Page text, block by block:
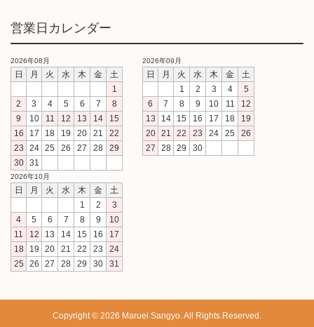
営業日カレンダー
2026年08月
日 月 火 水 木 金
土
1
2
3 4 5 6 7
8
9
10 11 12 13 14
15
16
17 18 19 20 21
22
23
24 25 26 27 28
29
30
31
2026年09月
日 月 火 水 木 金
土
1
2 3 4
5
6
7 8 9 10 11
12
13
14 15 16 17 18
19
20
21 22 23 24 25
26
27
28 29 30
2026年10月
日 月 火 水 木 金
土
1
2
3
4
5 6 7 8 9
10
11
12 13 14 15 16
17
18
19 20 21 22 23
24
25
26 27 28 29 30 31
Copyright © 2026 Maruei Sangyo. All Rights Reserved.